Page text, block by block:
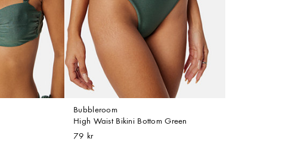
Bubbleroom
High Waist Bikini Bottom Green
79 kr